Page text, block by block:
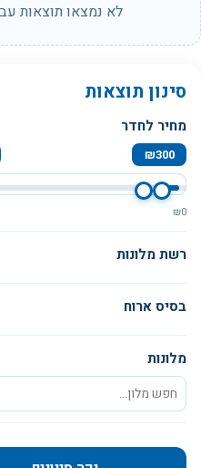
לא נמצאו תוצאות
סינון תוצאות
מחיר לחדר
₪300
₪0
רשת מלונות
בסיס ארוח
מלונות